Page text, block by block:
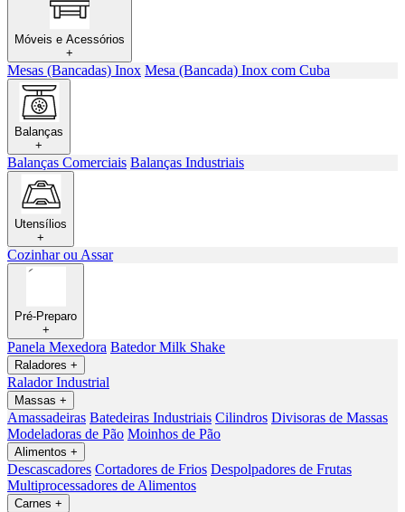
Móveis e Acessórios
+
Mesas (Bancadas) Inox Mesa (Bancada) Inox com Cuba
Balanças
+
Balanças Comerciais Balanças Industriais
Utensílios
+
Cozinhar ou Assar
Pré-Preparo
+
Panela Mexedora Batedor Milk Shake
Raladores +
Ralador Industrial
Massas +
Amassadeiras Batedeiras Industriais Cilindros Divisoras de Massas
Modeladoras de Pão Moinhos de Pão
Alimentos +
Descascadores Cortadores de Frios Despolpadores de Frutas
Multiprocessadores de Alimentos
Carnes +